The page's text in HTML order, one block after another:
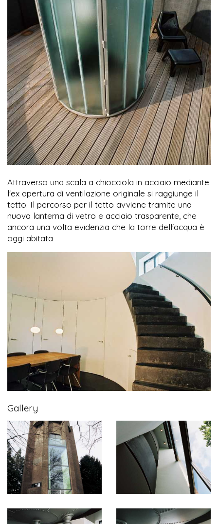
Attraverso una scala a chiocciola in acciaio mediante
l'ex apertura di ventilazione originale si raggiunge il
tetto. Il percorso per il tetto avviene tramite una
nuova lanterna di vetro e acciaio trasparente, che
ancora una volta evidenzia che la torre dell'acqua è
oggi abitata
Gallery